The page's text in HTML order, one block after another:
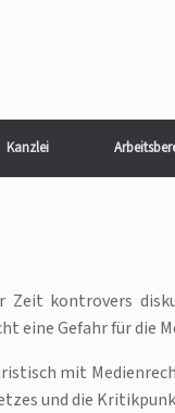
Kanzlei
Zeit kontrovers
eine Gefahr für die
mit
und die